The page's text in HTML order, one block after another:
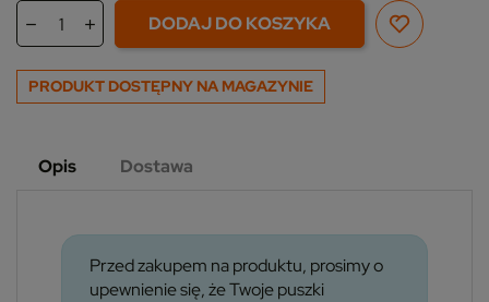
DODAJ DO KOSZYKA
PRODUKT DOSTĘPNY NA MAGAZYNIE
Opis Dostawa
Przed zakupem na produktu, prosimy o
upewnienie się, że Twoje puszki